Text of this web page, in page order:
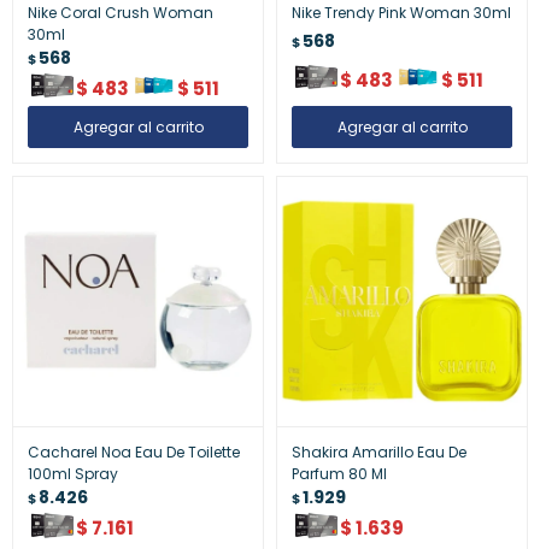
Nike Coral Crush Woman
30ml
$568
$ 483 $ 511
Nike Trendy Pink Woman 30ml
$568
$ 483 $ 511
Cacharel Noa Eau De Toilette
100ml Spray
$8.426
$ 7.161
Shakira Amarillo Eau De
Parfum 80 Ml
$1.929
$1.639